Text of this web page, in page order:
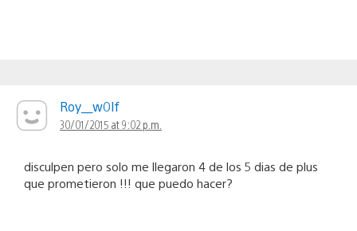
Roy__w0lf
30/01/2015 at 9:02 p.m.
disculpen pero solo me llegaron 4 de los 5 dias de plus
que prometieron !!! que puedo hacer?